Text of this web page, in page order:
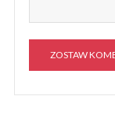
A